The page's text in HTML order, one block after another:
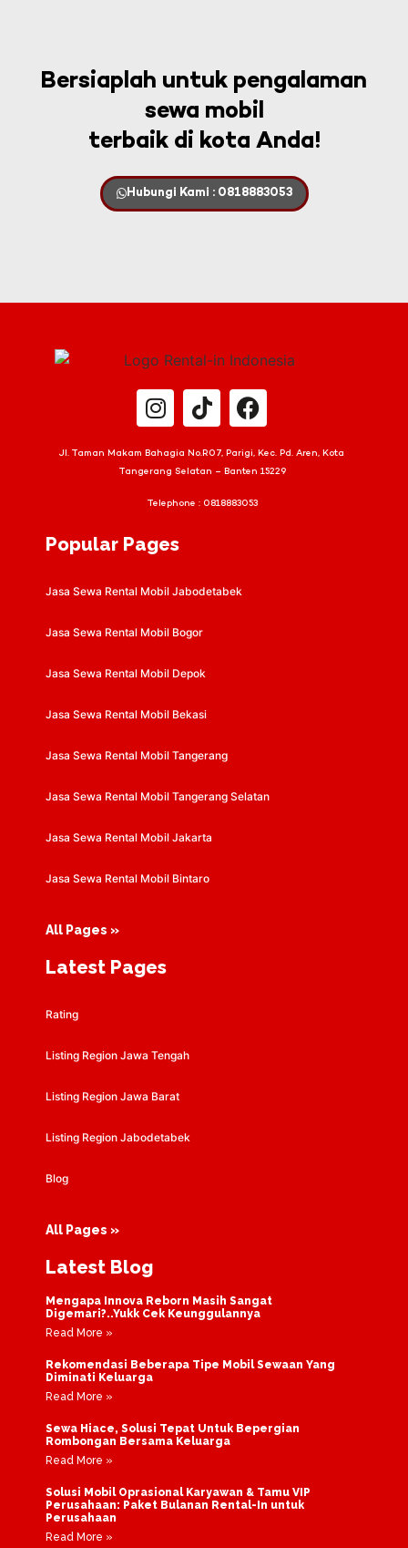
Bersiaplah untuk pengalaman
sewa mobil
terbaik di kota Anda!
Hubungi Kami : 0818883053
Jl. Taman Makam Bahagia No.R07, Parigi, Kec. Pd. Aren, Kota
Tangerang Selatan – Banten 15229
Telephone : 0818883053
Popular Pages
Jasa Sewa Rental Mobil Jabodetabek
Jasa Sewa Rental Mobil Bogor
Jasa Sewa Rental Mobil Depok
Jasa Sewa Rental Mobil Bekasi
Jasa Sewa Rental Mobil Tangerang
Jasa Sewa Rental Mobil Tangerang Selatan
Jasa Sewa Rental Mobil Jakarta
Jasa Sewa Rental Mobil Bintaro
All Pages »
Latest Pages
Rating
Listing Region Jawa Tengah
Listing Region Jawa Barat
Listing Region Jabodetabek
Blog
All Pages »
Latest Blog
Mengapa Innova Reborn Masih Sangat
Digemari?..Yukk Cek Keunggulannya
Read More »
Rekomendasi Beberapa Tipe Mobil Sewaan Yang
Diminati Keluarga
Read More »
Sewa Hiace, Solusi Tepat Untuk Bepergian
Rombongan Bersama Keluarga
Read More »
Solusi Mobil Oprasional Karyawan & Tamu VIP
Perusahaan: Paket Bulanan Rental-In untuk
Perusahaan
Read More »